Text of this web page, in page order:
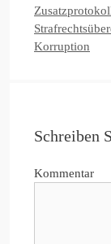
Korruption
Schreiben
Kommentar